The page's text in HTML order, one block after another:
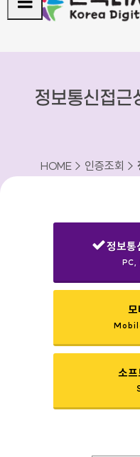
정보통신접근
HOME > 인증조회 >
정보
모
소